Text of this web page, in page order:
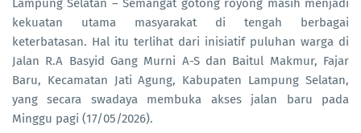
kekuatan utama masyarakat di tengah berbagai
keterbatasan. Hal itu terlihat dari inisiatif puluhan warga di
Jalan R.A Basyid Gang Murni A-S dan Baitul Makmur, Fajar
Baru, Kecamatan Jati Agung, Kabupaten Lampung Selatan,
yang secara swadaya membuka akses jalan baru pada
Minggu pagi (17/05/2026).